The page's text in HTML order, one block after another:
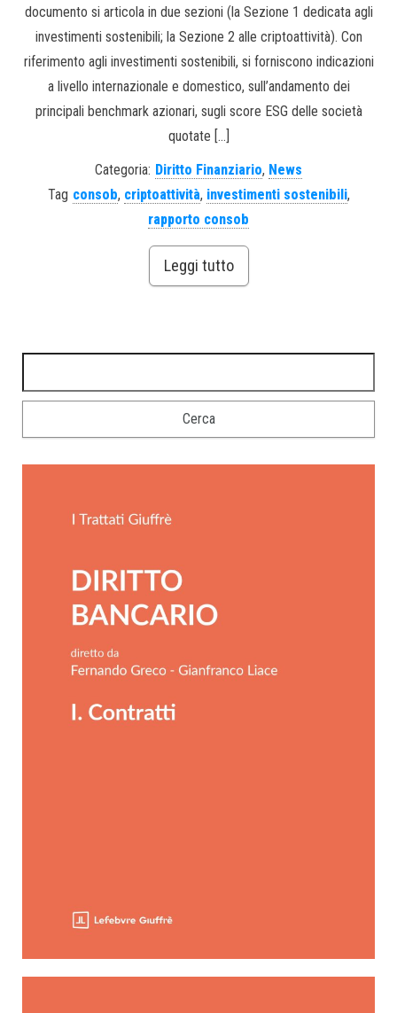
documento si articola in due sezioni (la Sezione 1 dedicata agli
investimenti sostenibili; la Sezione 2 alle criptoattività). Con
riferimento agli investimenti sostenibili, si forniscono indicazioni
a livello internazionale e domestico, sull’andamento dei
principali benchmark azionari, sugli score ESG delle società
quotate […]
Categoria: Diritto Finanziario, News
Tag consob, criptoattività, investimenti sostenibili,
rapporto consob
Leggi tutto